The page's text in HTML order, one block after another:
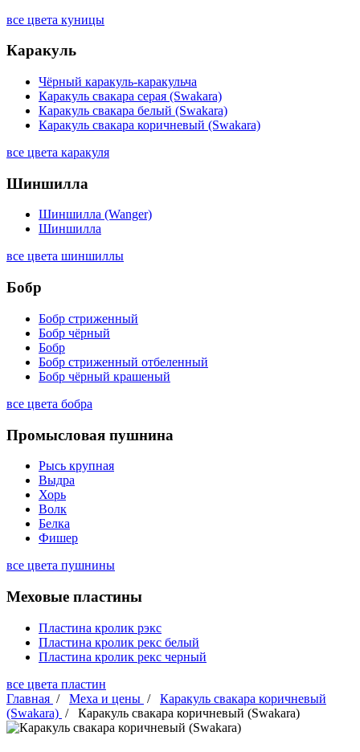
все цвета куницы
Каракуль
Чёрный каракуль-каракульча
Каракуль свакара серая (Swakara)
Каракуль свакара белый (Swakara)
Каракуль свакара коричневый (Swakara)
все цвета каракуля
Шиншилла
Шиншилла (Wanger)
Шиншилла
все цвета шиншиллы
Бобр
Бобр стриженный
Бобр чёрный
Бобр
Бобр стриженный отбеленный
Бобр чёрный крашеный
все цвета бобра
Промысловая пушнина
Рысь крупная
Выдра
Хорь
Волк
Белка
Фишер
все цвета пушнины
Меховые пластины
Пластина кролик рэкс
Пластина кролик рекс белый
Пластина кролик рекс черный
все цвета пластин
Главная / Меха и цены / Каракуль свакара коричневый
(Swakara) / Каракуль свакара коричневый (Swakara)